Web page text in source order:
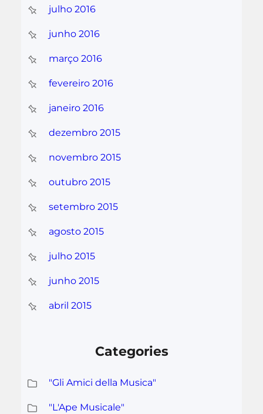
julho 2016
junho 2016
março 2016
fevereiro 2016
janeiro 2016
dezembro 2015
novembro 2015
outubro 2015
setembro 2015
agosto 2015
julho 2015
junho 2015
abril 2015
Categories
"Gli Amici della Musica"
"L'Ape Musicale"